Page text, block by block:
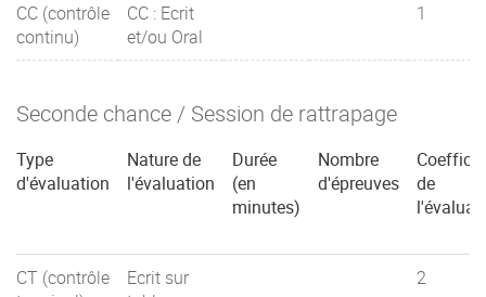
CC (contrôle
continu)
CC : Ecrit
et/ou Oral
1
Seconde chance / Session de rattrapage
Type
d'évaluation
Nature de
l'évaluation
Durée
(en
minutes)
Nombre
d'épreuves
de
CT (contrôle
Ecrit sur
2